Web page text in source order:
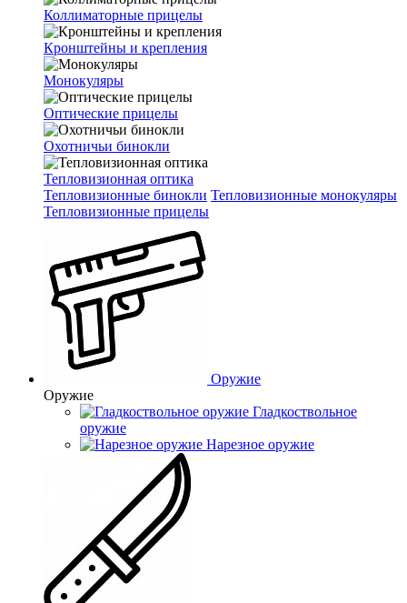
Коллиматорные прицелы
Кронштейны и крепления
Монокуляры
Оптические прицелы
Охотничьи бинокли
Тепловизионная оптика
Тепловизионные бинокли Тепловизионные монокуляры
Тепловизионные прицелы
Оружие
Оружие
Гладкоствольное
оружие
Нарезное оружие